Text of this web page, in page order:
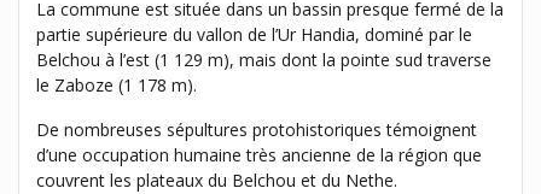
La commune est située dans un bassin presque fermé de la
partie supérieure du vallon de l’Ur Handia, dominé par le
Belchou à l’est (1 129 m), mais dont la pointe sud traverse
le Zaboze (1 178 m).
De nombreuses sépultures protohistoriques témoignent
d’une occupation humaine très ancienne de la région que
couvrent les plateaux du Belchou et du Nethe.